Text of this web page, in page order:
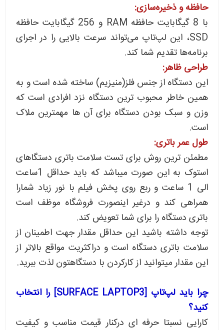
حافظه و ذخیره‌سازی:
با 8 گیگابایت حافظه RAM و 256 گیگابایت حافظه
SSD، این لپ‌تاپ می‌تواند سرعت بالایی را در اجرای
برنامه‌ها تقدیم شما کند.
طراحی ظاهر:
این دستگاه از جنس فلز(منیزیم) ساخته شده است و به
همین خاطر محبوب ترین دستگاه نزد افرادی است که
وزن و سبک بودن دستگاه برای آن ها مهمترین ملاک
است.
طول عمر باتری:
مطمئن ترین روش برای تست سلامت باتری دستگاهای
استوک به این صورت میباشد که باید حداقل 1ساعت
الی 1 ساعت و ربع روی پخش فیلم با نور زیاد شمارا
همراهی کند و درغیر اینصورت فروشگاه موظف است
باتری دستگاه را برای شما تعویض کند.
توجه داشته باشید این حداقل مقدار جهت اطمینان از
سلامت باتری دستگاه است و دراکثریت مواقع بالاتر از
این مقدار میتوانید از کارکردن با دستگاهتون لذت ببرید.
چرا باید لپ‌تاپ [SURFACE LAPTOP3] را انتخاب
کنید؟
کارایی نسبتا حرفه ای درکنار قیمت مناسب و کیفیت